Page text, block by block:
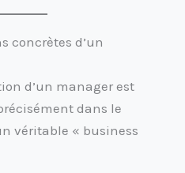
concrètes d’un
d’un manager est
dans le
véritable « business